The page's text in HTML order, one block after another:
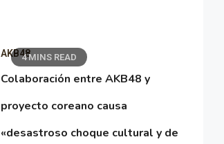
4 MINS READ
AKB48
Colaboración entre AKB48 y
proyecto coreano causa
«desastroso choque cultural y de